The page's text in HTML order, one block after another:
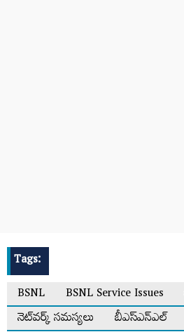
Tags:
BSNL
BSNL Service Issues
నెట్‌వర్క్ సమస్యలు
బీఎస్ఎన్ఎల్‌